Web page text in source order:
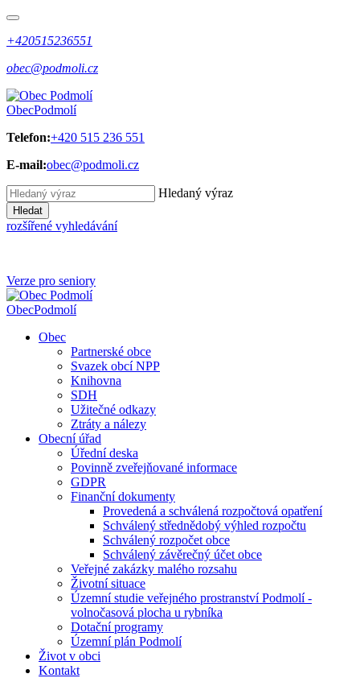
+420515236551
obec@podmoli.cz
ObecPodmolí
Telefon:+420 515 236 551
E-mail:obec@podmoli.cz
Hledaný výraz
Hledat
rozšířené vyhledávání
Verze pro seniory
ObecPodmolí
Obec
Partnerské obce
Svazek obcí NPP
Knihovna
SDH
Užitečné odkazy
Ztráty a nálezy
Obecní úřad
Úřední deska
Povinně zveřejňované informace
GDPR
Finanční dokumenty
Provedená a schválená rozpočtová opatření
Schválený střednědobý výhled rozpočtu
Schválený rozpočet obce
Schválený závěrečný účet obce
Veřejné zakázky malého rozsahu
Životní situace
Územní studie veřejného prostranství Podmolí -
volnočasová plocha u rybníka
Dotační programy
Územní plán Podmolí
Život v obci
Kontakt